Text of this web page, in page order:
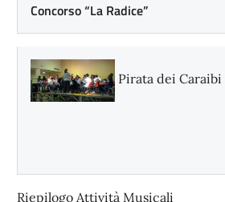
Concorso “La Radice”
Pirata dei Caraibi
Riepilogo Attività Musicali